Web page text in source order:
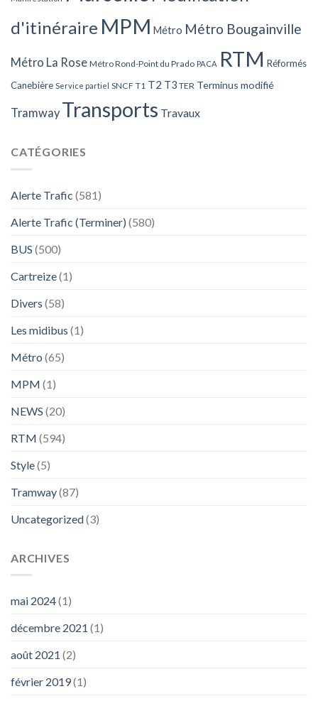
d'itinéraire MPM Métro Métro Bougainville
Métro La Rose Métro Rond-Point du Prado PACA RTM Réformés
Canebière Service partiel SNCF T1 T2 T3 TER Terminus modifié
Tramway Transports Travaux
CATÉGORIES
Alerte Trafic (581)
Alerte Trafic (Terminer) (580)
BUS (500)
Cartreize(1)
Divers (58)
Les midibus (1)
Métro (65)
MPM (1)
NEWS (20)
RTM (594)
Style(5)
Tramway(87)
Uncategorized(3)
ARCHIVES
mai 2024(1)
décembre 2021 (1)
août 2021 (2)
février 2019(1)